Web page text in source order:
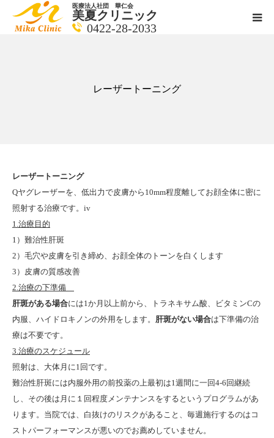
医療法人社団 華仁会
美夏クリニック
0422-28-2033
レーザートーニング
レーザートーニング
Qヤグレーザーを、低出力で皮膚から10mm程度離してお顔全体に密に
照射する治療です。iv
1.治療目的
1）難治性肝斑
2）毛穴や皮膚を引き締め、お顔全体のトーンを白くします
3）皮膚の質感改善
2.治療の下準備
肝斑がある場合には1か月以上前から、トラネキサム酸、ビタミンCの
内服、ハイドロキノンの外用をします。 肝斑がない場合は下準備の治
療は不要です。
3.治療のスケジュール
照射は、大体月に1回です。
難治性肝斑には内服外用の前投薬の上最初は1週間に一回4-6回継続
し、その後は月に１回程度メンテナンスをするというプログラムがあ
ります。当院では、白抜けのリスクがあること、毎週施行するのはコ
ストパーフォーマンスが悪いのでお薦めしていません。
メールで相談
ブログ一覧ページ
料金一覧 new